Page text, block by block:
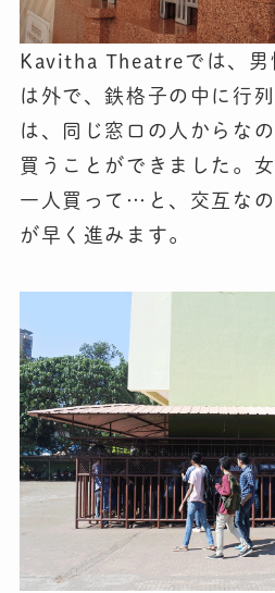
Kavitha Theatreでは、男
は外で、鉄格子の中に行
は、同じ窓口の人からな
買うことができました。
一人買って…と、交互な
が早く進みます。